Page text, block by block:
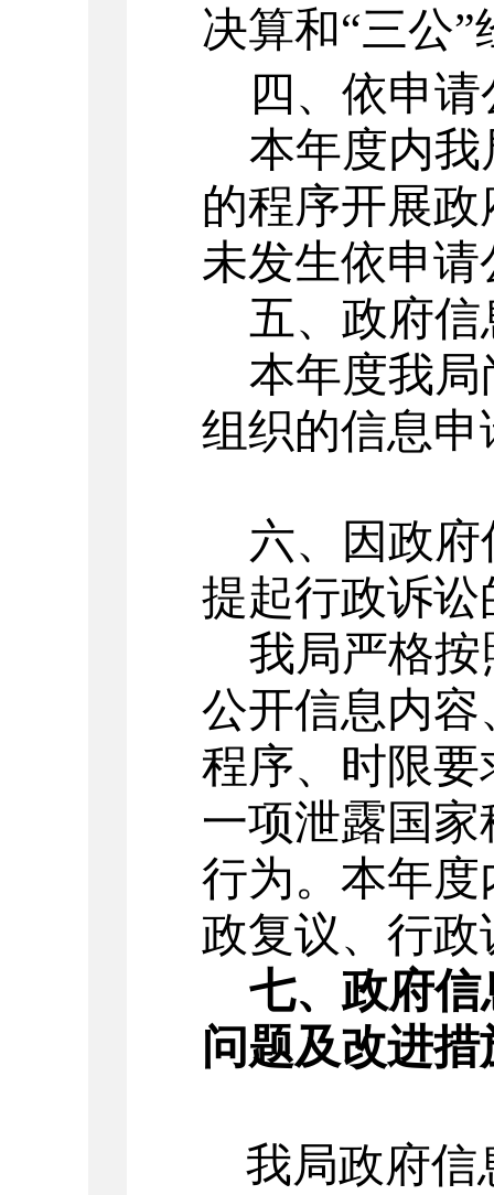
决算和“三公”
四、依申
本年度内
的程序开展
未发生依申
五、政府
本年度我
组织的信息
六、因政
提起行政诉讼
我局严格
公开信息内
程序、时限
一项泄露国
行为。本年
政复议、行
七、政府
问题及改进措
我局政府信